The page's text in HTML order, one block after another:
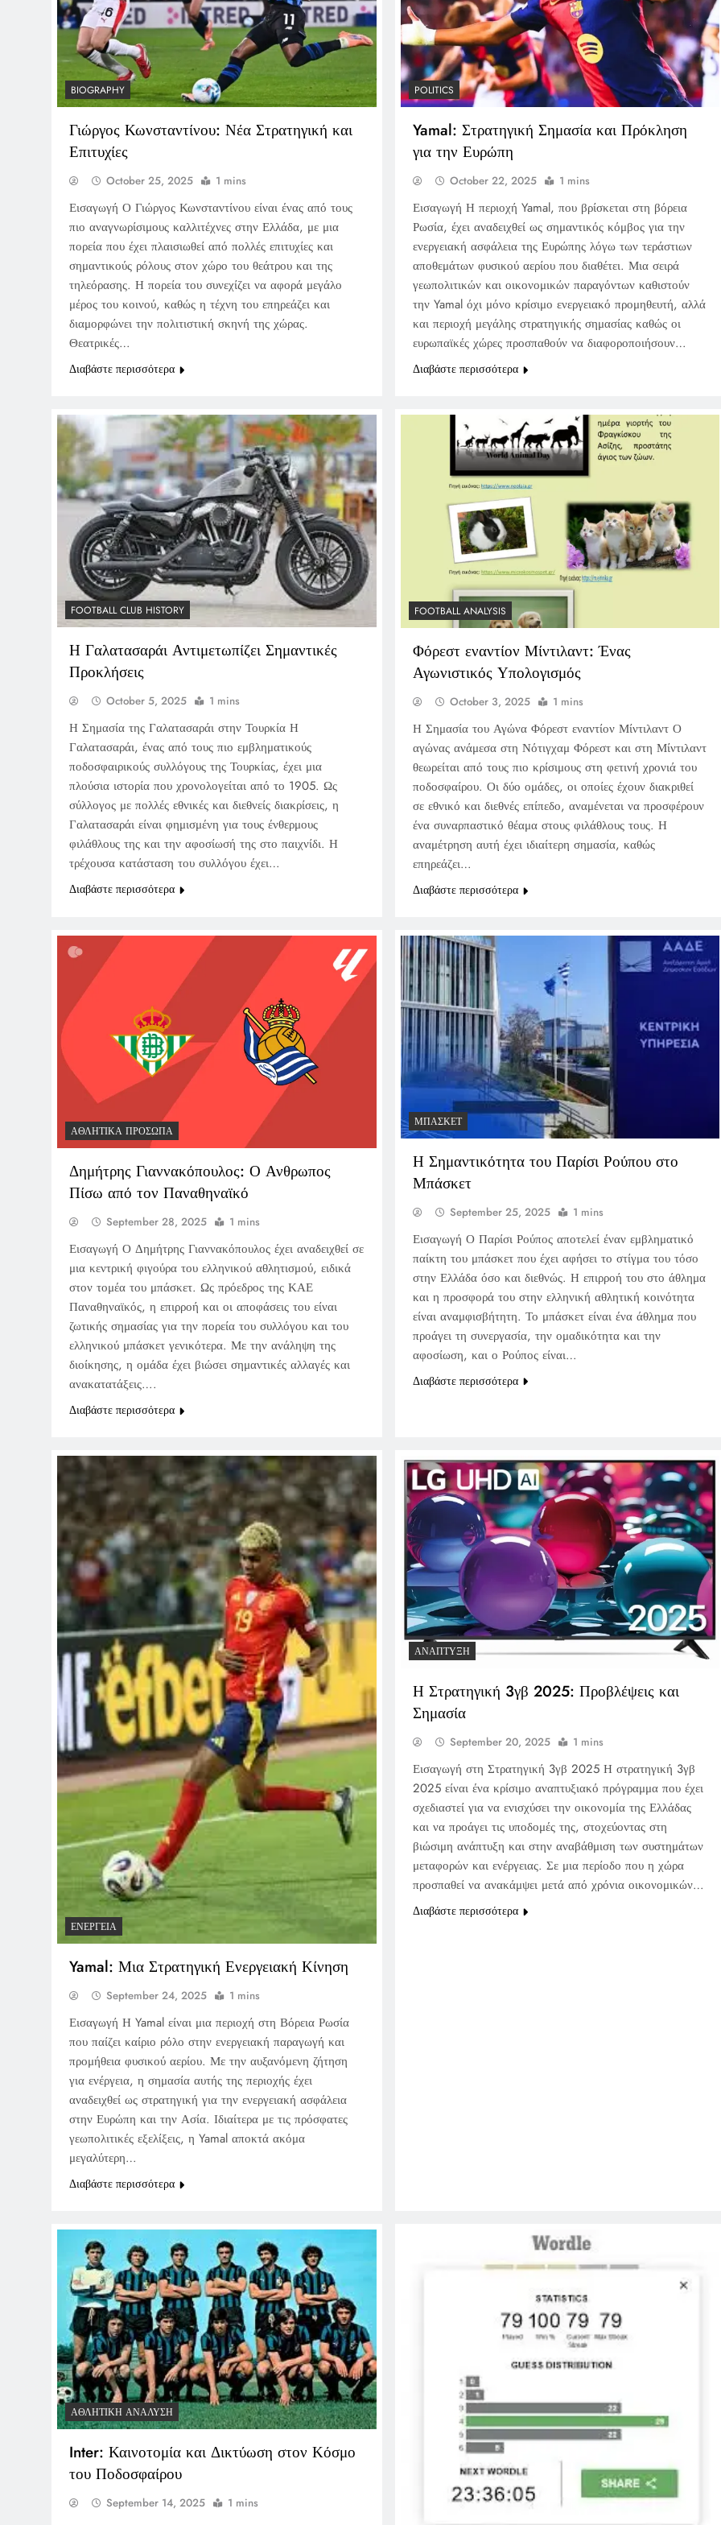
BIOGRAPHY
Γιώργος Κωνσταντίνου: Νέα Στρατηγική και
Επιτυχίες
October 25, 2025 1 mins
Εισαγωγή Ο Γιώργος Κωνσταντίνου είναι ένας από τους
πιο αναγνωρίσιμους καλλιτέχνες στην Ελλάδα, με μια
πορεία που έχει πλαισιωθεί από πολλές επιτυχίες και
σημαντικούς ρόλους στον χώρο του θεάτρου και της
τηλεόρασης. Η πορεία του συνεχίζει να αφορά μεγάλο
μέρος του κοινού, καθώς η τέχνη του επηρεάζει και
διαμορφώνει την πολιτιστική σκηνή της χώρας.
Θεατρικές…
Διαβάστε περισσότερα
POLITICS
Yamal: Στρατηγική Σημασία και Πρόκληση
για την Ευρώπη
October 22, 2025 1 mins
Εισαγωγή Η περιοχή Yamal, που βρίσκεται στη βόρεια
Ρωσία, έχει αναδειχθεί ως σημαντικός κόμβος για την
ενεργειακή ασφάλεια της Ευρώπης λόγω των τεράστιων
αποθεμάτων φυσικού αερίου που διαθέτει. Μια σειρά
γεωπολιτικών και οικονομικών παραγόντων καθιστούν
την Yamal όχι μόνο κρίσιμο ενεργειακό προμηθευτή, αλλά
και περιοχή μεγάλης στρατηγικής σημασίας καθώς οι
ευρωπαϊκές χώρες προσπαθούν να διαφοροποιήσουν…
Διαβάστε περισσότερα
FOOTBALL CLUB HISTORY
Η Γαλατασαράι Αντιμετωπίζει Σημαντικές
Προκλήσεις
October 5, 2025 1 mins
Η Σημασία της Γαλατασαράι στην Τουρκία Η
Γαλατασαράι, ένας από τους πιο εμβληματικούς
ποδοσφαιρικούς συλλόγους της Τουρκίας, έχει μια
πλούσια ιστορία που χρονολογείται από το 1905. Ως
σύλλογος με πολλές εθνικές και διεθνείς διακρίσεις, η
Γαλατασαράι είναι φημισμένη για τους ένθερμους
φιλάθλους της και την αφοσίωσή της στο παιχνίδι. Η
τρέχουσα κατάσταση του συλλόγου έχει…
Διαβάστε περισσότερα
FOOTBALL ANALYSIS
Φόρεστ εναντίον Μίντιλαντ: Ένας
Αγωνιστικός Υπολογισμός
October 3, 2025 1 mins
Η Σημασία του Αγώνα Φόρεστ εναντίον Μίντιλαντ Ο
αγώνας ανάμεσα στη Νότιγχαμ Φόρεστ και στη Μίντιλαντ
θεωρείται από τους πιο κρίσιμους στη φετινή χρονιά του
ποδοσφαίρου. Οι δύο ομάδες, οι οποίες έχουν διακριθεί
σε εθνικό και διεθνές επίπεδο, αναμένεται να προσφέρουν
ένα συναρπαστικό θέαμα στους φιλάθλους τους. Η
αναμέτρηση αυτή έχει ιδιαίτερη σημασία, καθώς
επηρεάζει…
Διαβάστε περισσότερα
ΑΘΛΗΤΙΚΆ ΠΡΌΣΩΠΑ
Δημήτρης Γιαννακόπουλος: Ο Ανθρωπος
Πίσω από τον Παναθηναϊκό
September 28, 2025 1 mins
Εισαγωγή Ο Δημήτρης Γιαννακόπουλος έχει αναδειχθεί σε
μια κεντρική φιγούρα του ελληνικού αθλητισμού, ειδικά
στον τομέα του μπάσκετ. Ως πρόεδρος της ΚΑΕ
Παναθηναϊκός, η επιρροή και οι αποφάσεις του είναι
ζωτικής σημασίας για την πορεία του συλλόγου και του
ελληνικού μπάσκετ γενικότερα. Με την ανάληψη της
διοίκησης, η ομάδα έχει βιώσει σημαντικές αλλαγές και
ανακατατάξεις….
Διαβάστε περισσότερα
ΜΠΆΣΚΕΤ
Η Σημαντικότητα του Παρίσι Ρούπου στο
Μπάσκετ
September 25, 2025 1 mins
Εισαγωγή Ο Παρίσι Ρούπος αποτελεί έναν εμβληματικό
παίκτη του μπάσκετ που έχει αφήσει το στίγμα του τόσο
στην Ελλάδα όσο και διεθνώς. Η επιρροή του στο άθλημα
και η προσφορά του στην ελληνική αθλητική κοινότητα
είναι αναμφισβήτητη. Το μπάσκετ είναι ένα άθλημα που
προάγει τη συνεργασία, την ομαδικότητα και την
αφοσίωση, και ο Ρούπος είναι…
Διαβάστε περισσότερα
ΕΝΈΡΓΕΙΑ
Yamal: Μια Στρατηγική Ενεργειακή Κίνηση
September 24, 2025 1 mins
Εισαγωγή Η Yamal είναι μια περιοχή στη Βόρεια Ρωσία
που παίζει καίριο ρόλο στην ενεργειακή παραγωγή και
προμήθεια φυσικού αερίου. Με την αυξανόμενη ζήτηση
για ενέργεια, η σημασία αυτής της περιοχής έχει
αναδειχθεί ως στρατηγική για την ενεργειακή ασφάλεια
στην Ευρώπη και την Ασία. Ιδιαίτερα με τις πρόσφατες
γεωπολιτικές εξελίξεις, η Yamal αποκτά ακόμα
μεγαλύτερη…
Διαβάστε περισσότερα
ΑΝΆΠΤΥΞΗ
Η Στρατηγική 3γβ 2025: Προβλέψεις και
Σημασία
September 20, 2025 1 mins
Εισαγωγή στη Στρατηγική 3γβ 2025 Η στρατηγική 3γβ
2025 είναι ένα κρίσιμο αναπτυξιακό πρόγραμμα που έχει
σχεδιαστεί για να ενισχύσει την οικονομία της Ελλάδας
και να προάγει τις υποδομές της, στοχεύοντας στη
βιώσιμη ανάπτυξη και στην αναβάθμιση των συστημάτων
μεταφορών και ενέργειας. Σε μια περίοδο που η χώρα
προσπαθεί να ανακάμψει μετά από χρόνια οικονομικών…
Διαβάστε περισσότερα
ΑΘΛΗΤΙΚΉ ΑΝΆΛΥΣΗ
Inter: Καινοτομία και Δικτύωση στον Κόσμο
του Ποδοσφαίρου
September 14, 2025 1 mins